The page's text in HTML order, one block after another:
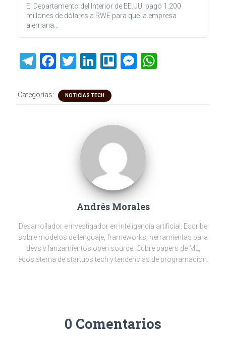
El Departamento del Interior de EE.UU. pagó 1.200
millones de dólares a RWE para que la empresa
alemana…
T
e
F
ce
T
tt
Li
e
n
Tr M
er
Categorías: NOTICIAS TECH
Andrés Morales
Desarrollador e investigador en inteligencia artificial. Escribe
sobre modelos de lenguaje, frameworks, herramientas para
devs y lanzamientos open source. Cubre papers de ML,
ecosistema de startups tech y tendencias de programación.
0 Comentarios